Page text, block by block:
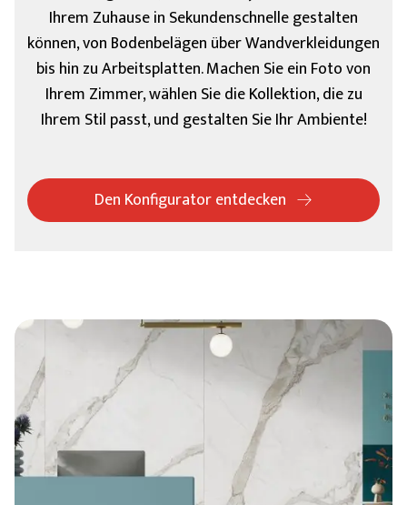
Ihrem Zuhause in Sekundenschnelle gestalten
können, von Bodenbelägen über Wandverkleidungen
bis hin zu Arbeitsplatten. Machen Sie ein Foto von
Ihrem Zimmer, wählen Sie die Kollektion, die zu
Ihrem Stil passt, und gestalten Sie Ihr Ambiente!
Den Konfigurator entdecken